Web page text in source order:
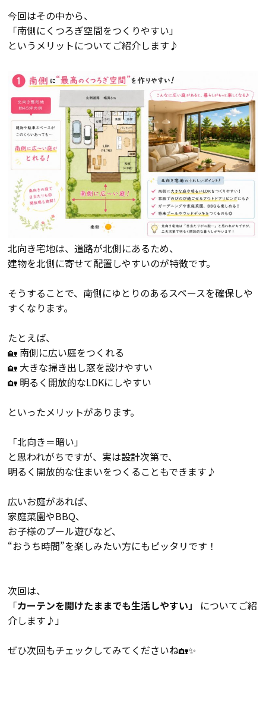
おすすめ分譲地
手間ひまかけた家づくり
KATSUMIの標準仕様 和暮-なごみ-
素材とデザイン
耐震性能+制震性能
断熱・気密性能と快適性
ラインナップ
施工実績
お客様の声
会社案内
経営理念・
会社案内
スタッフ紹介
家づくりサポート
土地の上手な探し方
今回はその中から、
「南側にくつろぎ空間をつくりやすい」
というメリットについてご紹介します♪
北向き宅地は、道路が北側にあるため、
建物を北側に寄せて配置しやすいのが特徴です。
そうすることで、南側にゆとりのあるスペースを確保しや
すくなります。
たとえば、
🏡 南側に広い庭をつくれる
🏡 大きな掃き出し窓を設けやすい
🏡 明るく開放的なLDKにしやすい
といったメリットがあります。
「北向き＝暗い」
と思われがちですが、実は設計次第で、
明るく開放的な住まいをつくることもできます♪
広いお庭があれば、
家庭菜園やBBQ、
お子様のプール遊びなど、
“おうち時間”を楽しみたい方にもピッタリです！
次回は、
「カーテンを開けたままでも生活しやすい」
についてご紹
介します♪」
ぜひ次回もチェックしてみてくださいね🏡✨